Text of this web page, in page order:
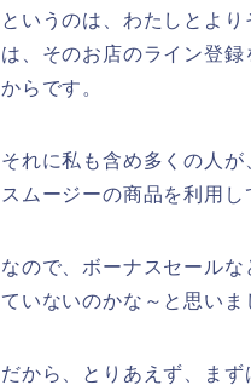
というのは、わたしとよ
は、そのお店のライン登
からです。
それに私も含め多くの人
スムージーの商品を利用
なので、ボーナスセール
ていないのかな～と思いま
だから、とりあえず、ま